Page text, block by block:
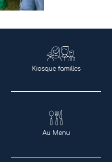
Kiosque familles
Au Menu